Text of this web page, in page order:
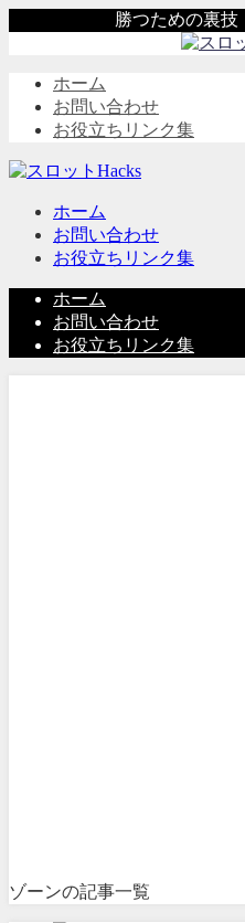
勝つための裏技
ホーム
お問い合わせ
お役立ちリンク集
ホーム
お問い合わせ
お役立ちリンク集
ホーム
お問い合わせ
お役立ちリンク集
ゾーンの記事一覧